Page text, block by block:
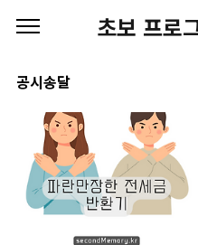
초보 프로
공시송달